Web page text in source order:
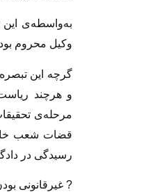
به‌واسطه‌ی این
وکیل محروم
گرچه این
و هرچند
مرحله‌ی
قضات شعب خاص
رسیدگی در
? غیرقانونی